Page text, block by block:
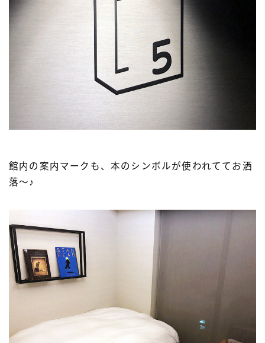
館内の案内マークも、本のシンボルが使われててお洒
落〜♪